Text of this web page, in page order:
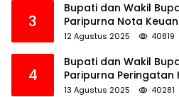
3
Bupati dan Wakil
Paripurna Nota
Perubahan TA 2025
12 Agustus 2025 40819
4
Bupati dan Wakil
Paripurna Peringatan
13 Agustus 2025 40281